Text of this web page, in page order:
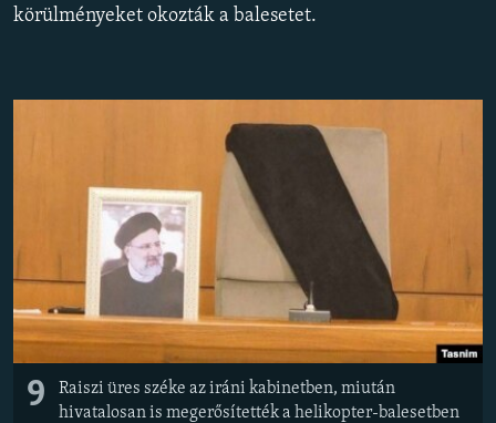
EURÓPAI UNIÓ
KLÍMAVÁLTOZÁS
KÖVESSEN MINKET!
Valamennyi RFE/RL weboldal
körülményeket okozták a balesetet.
9
Raiszi üres széke az iráni kabinetben, miután
hivatalosan is megerősítették a helikopter-balesetben